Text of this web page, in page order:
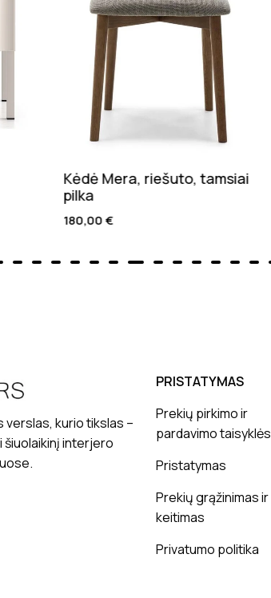
Pakabinamas naktinis
125,00
verslas, kurio tikslas –
interjero
PRISTATYMAS
Prekių pirkimo ir
pardavimo taisyklės
Pristatymas
Prekių grąžinimas ir
keitimas
Privatumo politika